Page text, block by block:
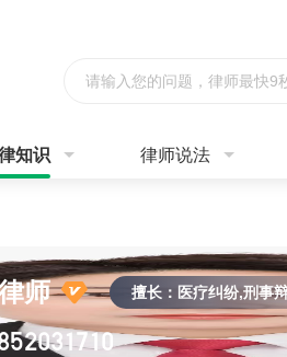
请输入您的问题，律师最快9
知识 律师说法
师 擅长：医疗纠纷,刑事